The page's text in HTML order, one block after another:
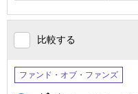
比較する
ファンド・オブ・ファンズ